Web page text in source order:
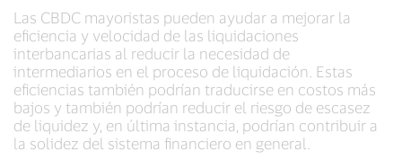
Las CBDC mayoristas pueden ayudar a mejorar la
eficiencia y velocidad de las liquidaciones
interbancarias al reducir la necesidad de
intermediarios en el proceso de liquidación. Estas
eficiencias también podrían traducirse en costos más
bajos y también podrían reducir el riesgo de escasez
de liquidez y, en última instancia, podrían contribuir a
la solidez del sistema financiero en general.